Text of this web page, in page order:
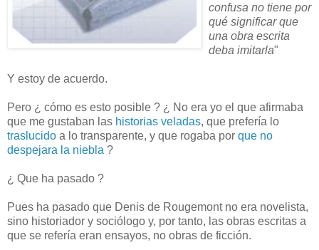
confusa no tiene por
qué significar que
una obra escrita
deba imitarla"
Y estoy de acuerdo.
Pero ¿ cómo es esto posible ? ¿ No era yo el que afirmaba
que me gustaban las historias veladas, que prefería lo
traslucido a lo transparente, y que rogaba por que no
despejara la niebla ?
¿ Que ha pasado ?
Pues ha pasado que Denis de Rougemont no era novelista,
sino historiador y sociólogo y, por tanto, las obras escritas a
que se refería eran ensayos, no obras de ficción.